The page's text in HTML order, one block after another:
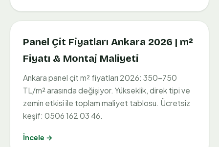
Panel Çit Fiyatları Ankara 2026 | m²
Fiyatı & Montaj Maliyeti
Ankara panel çit m² fiyatları 2026: 350–750
TL/m² arasında değişiyor. Yükseklik, direk tipi ve
zemin etkisi ile toplam maliyet tablosu. Ücretsiz
keşif: 0506 162 03 46.
İncele →